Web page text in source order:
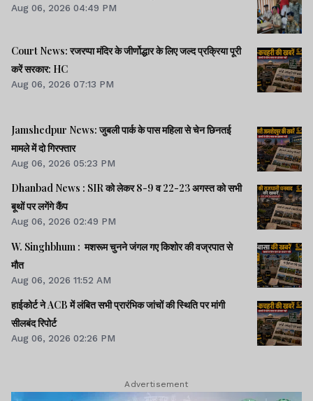
Aug 06, 2026 04:49 PM
Court News: रजरप्पा मंदिर के जीर्णोद्धार के लिए जल्द प्रक्रिया पूरी
करें सरकार: HC
Aug 06, 2026 07:13 PM
Jamshedpur News: जुबली पार्क के पास महिला से चेन छिनतई
मामले में दो गिरफ्तार
Aug 06, 2026 05:23 PM
Dhanbad News : SIR को लेकर 8-9 व 22-23 अगस्त को सभी
बूथों पर लगेंगे कैंप
Aug 06, 2026 02:49 PM
W. Singhbhum : मशरूम चुनने जंगल गए किशोर की वज्रपात से
मौत
Aug 06, 2026 11:52 AM
हाईकोर्ट ने ACB में लंबित सभी प्रारंभिक जांचों की स्थिति पर मांगी
सीलबंद रिपोर्ट
Aug 06, 2026 02:26 PM
Advertisement